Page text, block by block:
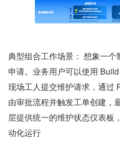
典型组合工作场景： 想象一
申请。业务用户可以使用
现场工人提交维护请求，通过
由审批流程并触发工单创建，
层提供统一的维护状态仪表板
动化运行